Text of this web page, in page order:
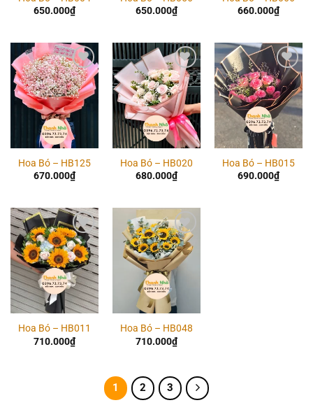
650.000₫
650.000₫
660.000₫
Add to
wishlist
Hoa Bó – HB125
670.000₫
Add to
wishlist
Hoa Bó – HB020
680.000₫
Add to
wishlist
Hoa Bó – HB015
690.000₫
Add to
wishlist
Hoa Bó – HB011
710.000₫
Add to
wishlist
Hoa Bó – HB048
710.000₫
1 2 3